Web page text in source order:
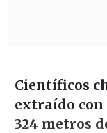
Científicos
extraído con
324 metros